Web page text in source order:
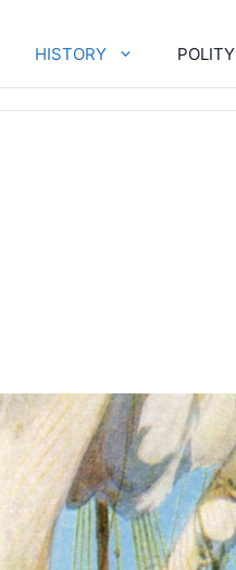
HISTORY POLITY